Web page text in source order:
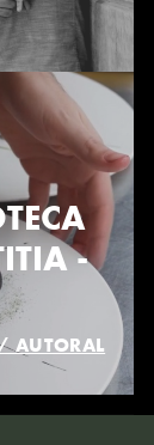
-
AUTORAL